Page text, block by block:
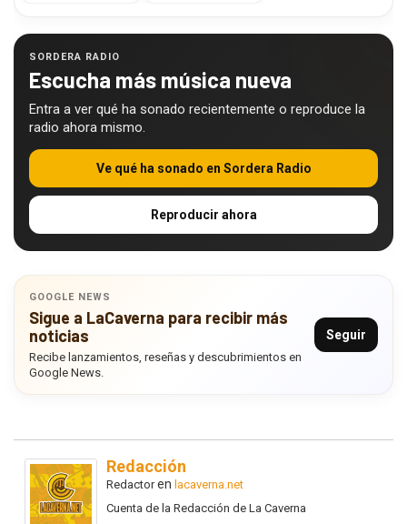
SORDERA RADIO
Escucha más música nueva
Entra a ver qué ha sonado recientemente o reproduce la
radio ahora mismo.
Ve qué ha sonado en Sordera Radio
Reproducir ahora
GOOGLE NEWS
Sigue a LaCaverna para recibir más
noticias
Recibe lanzamientos, reseñas y descubrimientos en
Google News.
Seguir
Redacción
Redactoren lacaverna.net
Cuenta de la Redacción de La Caverna